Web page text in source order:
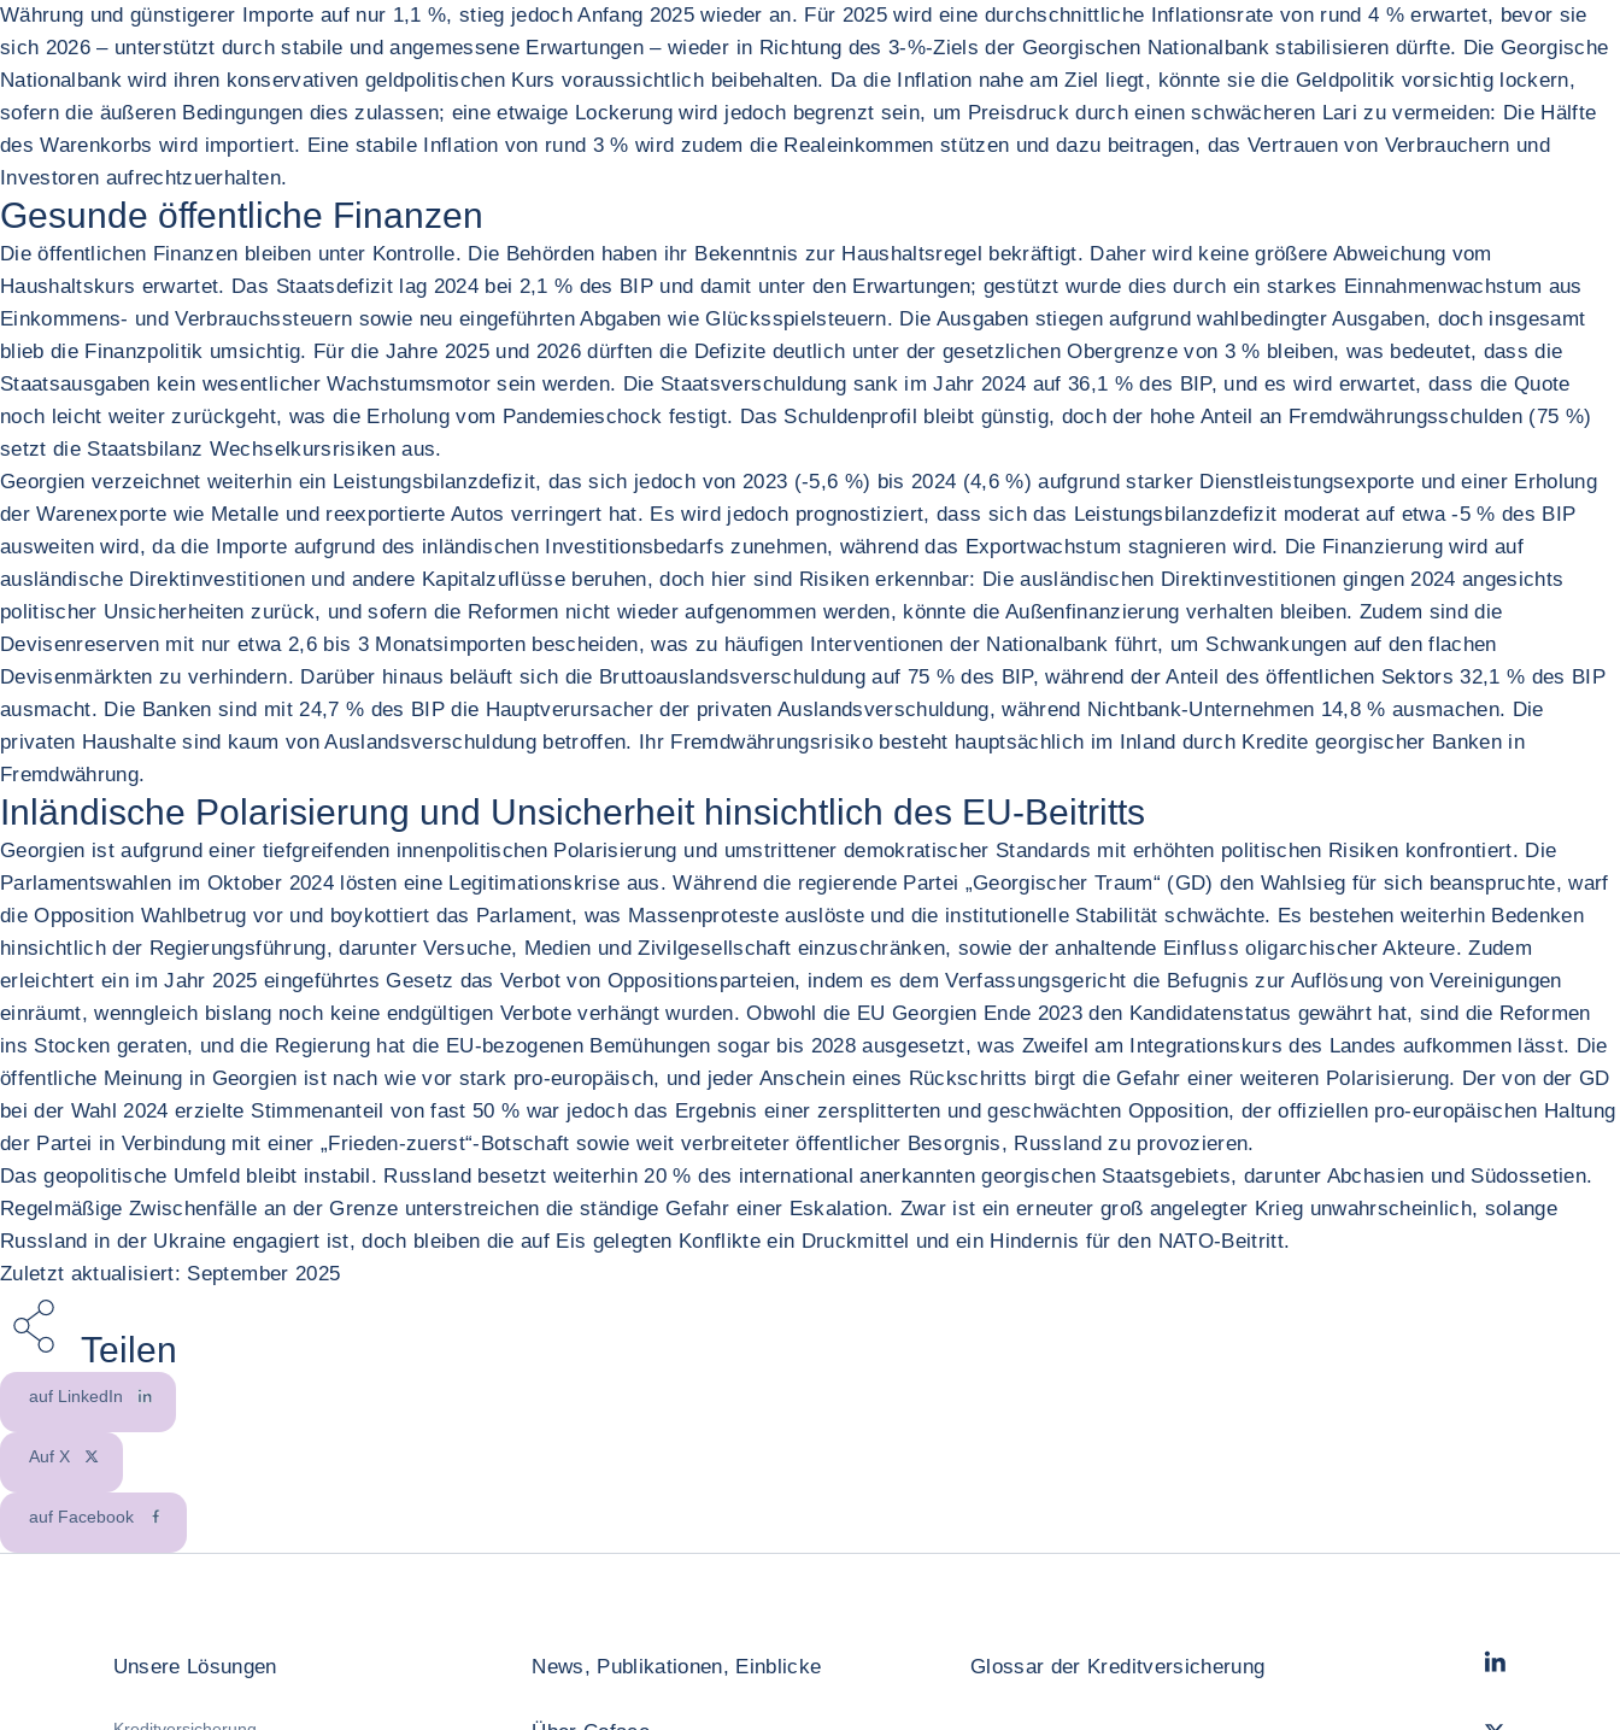
Währung und günstigerer Importe auf nur 1,1 %, stieg jedoch Anfang 2025 wieder an. Für 2025 wird eine durchschnittliche Inflationsrate von rund 4 % erwartet, bevor sie
sich 2026 – unterstützt durch stabile und angemessene Erwartungen – wieder in Richtung des 3-%-Ziels der Georgischen Nationalbank stabilisieren dürfte. Die Georgische
Nationalbank wird ihren konservativen geldpolitischen Kurs voraussichtlich beibehalten. Da die Inflation nahe am Ziel liegt, könnte sie die Geldpolitik vorsichtig lockern,
sofern die äußeren Bedingungen dies zulassen; eine etwaige Lockerung wird jedoch begrenzt sein, um Preisdruck durch einen schwächeren Lari zu vermeiden: Die Hälfte
des Warenkorbs wird importiert. Eine stabile Inflation von rund 3 % wird zudem die Realeinkommen stützen und dazu beitragen, das Vertrauen von Verbrauchern und
Investoren aufrechtzuerhalten.
Gesunde öffentliche Finanzen
Die öffentlichen Finanzen bleiben unter Kontrolle. Die Behörden haben ihr Bekenntnis zur Haushaltsregel bekräftigt. Daher wird keine größere Abweichung vom
Haushaltskurs erwartet. Das Staatsdefizit lag 2024 bei 2,1 % des BIP und damit unter den Erwartungen; gestützt wurde dies durch ein starkes Einnahmenwachstum aus
Einkommens- und Verbrauchssteuern sowie neu eingeführten Abgaben wie Glücksspielsteuern. Die Ausgaben stiegen aufgrund wahlbedingter Ausgaben, doch insgesamt
blieb die Finanzpolitik umsichtig. Für die Jahre 2025 und 2026 dürften die Defizite deutlich unter der gesetzlichen Obergrenze von 3 % bleiben, was bedeutet, dass die
Staatsausgaben kein wesentlicher Wachstumsmotor sein werden. Die Staatsverschuldung sank im Jahr 2024 auf 36,1 % des BIP, und es wird erwartet, dass die Quote
noch leicht weiter zurückgeht, was die Erholung vom Pandemieschock festigt. Das Schuldenprofil bleibt günstig, doch der hohe Anteil an Fremdwährungsschulden (75 %)
setzt die Staatsbilanz Wechselkursrisiken aus.
Georgien verzeichnet weiterhin ein Leistungsbilanzdefizit, das sich jedoch von 2023 (-5,6 %) bis 2024 (4,6 %) aufgrund starker Dienstleistungsexporte und einer Erholung
der Warenexporte wie Metalle und reexportierte Autos verringert hat. Es wird jedoch prognostiziert, dass sich das Leistungsbilanzdefizit moderat auf etwa -5 % des BIP
ausweiten wird, da die Importe aufgrund des inländischen Investitionsbedarfs zunehmen, während das Exportwachstum stagnieren wird. Die Finanzierung wird auf
ausländische Direktinvestitionen und andere Kapitalzuflüsse beruhen, doch hier sind Risiken erkennbar: Die ausländischen Direktinvestitionen gingen 2024 angesichts
politischer Unsicherheiten zurück, und sofern die Reformen nicht wieder aufgenommen werden, könnte die Außenfinanzierung verhalten bleiben. Zudem sind die
Devisenreserven mit nur etwa 2,6 bis 3 Monatsimporten bescheiden, was zu häufigen Interventionen der Nationalbank führt, um Schwankungen auf den flachen
Devisenmärkten zu verhindern. Darüber hinaus beläuft sich die Bruttoauslandsverschuldung auf 75 % des BIP, während der Anteil des öffentlichen Sektors 32,1 % des BIP
ausmacht. Die Banken sind mit 24,7 % des BIP die Hauptverursacher der privaten Auslandsverschuldung, während Nichtbank-Unternehmen 14,8 % ausmachen. Die
privaten Haushalte sind kaum von Auslandsverschuldung betroffen. Ihr Fremdwährungsrisiko besteht hauptsächlich im Inland durch Kredite georgischer Banken in
Fremdwährung.
Inländische Polarisierung und Unsicherheit hinsichtlich des EU-Beitritts
Georgien ist aufgrund einer tiefgreifenden innenpolitischen Polarisierung und umstrittener demokratischer Standards mit erhöhten politischen Risiken konfrontiert. Die
Parlamentswahlen im Oktober 2024 lösten eine Legitimationskrise aus. Während die regierende Partei „Georgischer Traum“ (GD) den Wahlsieg für sich beanspruchte, warf
die Opposition Wahlbetrug vor und boykottiert das Parlament, was Massenproteste auslöste und die institutionelle Stabilität schwächte. Es bestehen weiterhin Bedenken
hinsichtlich der Regierungsführung, darunter Versuche, Medien und Zivilgesellschaft einzuschränken, sowie der anhaltende Einfluss oligarchischer Akteure. Zudem
erleichtert ein im Jahr 2025 eingeführtes Gesetz das Verbot von Oppositionsparteien, indem es dem Verfassungsgericht die Befugnis zur Auflösung von Vereinigungen
einräumt, wenngleich bislang noch keine endgültigen Verbote verhängt wurden. Obwohl die EU Georgien Ende 2023 den Kandidatenstatus gewährt hat, sind die Reformen
ins Stocken geraten, und die Regierung hat die EU-bezogenen Bemühungen sogar bis 2028 ausgesetzt, was Zweifel am Integrationskurs des Landes aufkommen lässt. Die
öffentliche Meinung in Georgien ist nach wie vor stark pro-europäisch, und jeder Anschein eines Rückschritts birgt die Gefahr einer weiteren Polarisierung. Der von der GD
bei der Wahl 2024 erzielte Stimmenanteil von fast 50 % war jedoch das Ergebnis einer zersplitterten und geschwächten Opposition, der offiziellen pro-europäischen Haltung
der Partei in Verbindung mit einer „Frieden-zuerst“-Botschaft sowie weit verbreiteter öffentlicher Besorgnis, Russland zu provozieren.
Das geopolitische Umfeld bleibt instabil. Russland besetzt weiterhin 20 % des international anerkannten georgischen Staatsgebiets, darunter Abchasien und Südossetien.
Regelmäßige Zwischenfälle an der Grenze unterstreichen die ständige Gefahr einer Eskalation. Zwar ist ein erneuter groß angelegter Krieg unwahrscheinlich, solange
Russland in der Ukraine engagiert ist, doch bleiben die auf Eis gelegten Konflikte ein Druckmittel und ein Hindernis für den NATO-Beitritt.
Zuletzt aktualisiert: September 2025
Teilen
auf LinkedIn
Auf X
auf Facebook
Unsere Lösungen News, Publikationen, Einblicke Glossar der Kreditversicherung LinkedIn